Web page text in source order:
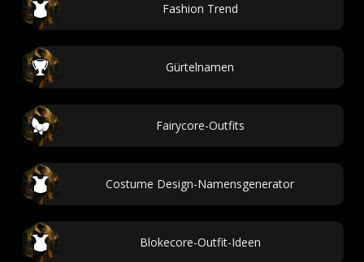
Fashion Trend
Gürtelnamen
Fairycore-Outfits
Costume Design-Namensgenerator
Blokecore-Outfit-Ideen